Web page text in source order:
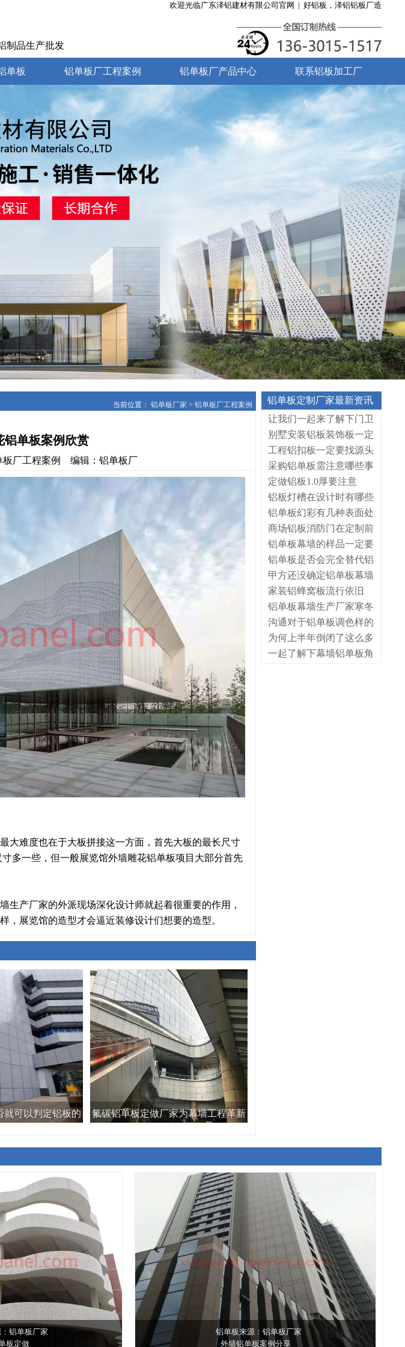
欢迎光临广东泽铝建材有限公司官网 | 好铝板，泽铝铝板厂造
制品生产批发
单板 铝单板厂工程案例 铝单板厂产品中心 联系铝板加工厂
当前位置： 铝单板厂家 > 铝单板厂工程案例
铝单板定制厂家最新资讯
让我们一起来了解下门卫
别墅安装铝板装饰板一定
工程铝扣板一定要找源头
采购铝单板需注意哪些事
定做铝板1.0厚要注意
铝板灯槽在设计时有哪些
铝单板幻彩有几种表面处
商场铝板消防门在定制前
铝单板幕墙的样品一定要
铝单板是否会完全替代铝
甲方还没确定铝单板幕墙
家装铝蜂窝板流行依旧
铝单板幕墙生产厂家寒冬
沟通对于铝单板调色样的
为何上半年倒闭了这么多
一起了解下幕墙铝单板角
铝单板案例欣赏
板厂工程案例 编辑：铝单板厂
大难度也在于大板拼接这一方面，首先大板的最长尺寸
多一些，但一般展览馆外墙雕花铝单板项目大部分首先
生产厂家的外派现场深化设计师就起着很重要的作用，
，展览馆的造型才会逼近装修设计们想要的造型。
就可以判定铝板的 氟碳铝单板定做厂家为幕墙工程革新
铝单板厂家
板定做
铝单板来源：铝单板厂家
外墙铝单板案例分享